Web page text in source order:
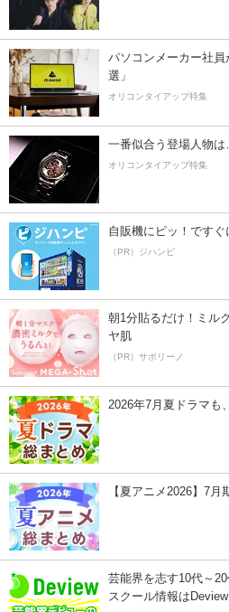
パソコンメーカー社
選」
オリコンタイアップ特集
一番似合う登場人物
オリコンタイアップ特集
自販機にピッ！ですぐ
（PR）ジハンピ
朝1分貼るだけ！ミル
ヤ肌
（PR）サボリーノ
2026年7月夏ドラマも
【夏アニメ2026】7月
芸能界を志す10代～
スクール情報はDeview